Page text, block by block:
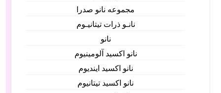
مجموعه نانو صدرا
نانـو ذرات تیتانیـوم
نانو
نانو اکسید آلومینیوم
نانو اکسید ایندیوم
نانو اکسید تیتانیوم